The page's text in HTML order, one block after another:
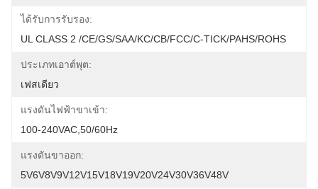
ได้รับการรับรอง:
UL CLASS 2 /CE/GS/SAA/KC/CB/FCC/C-TICK/PAHS/ROHS
ประเภทเอาต์พุต:
เฟสเดียว
แรงดันไฟฟ้าขาเข้า:
100-240VAC,50/60Hz
แรงดันขาออก:
5V6V8V9V12V15V18V19V20V24V30V36V48V